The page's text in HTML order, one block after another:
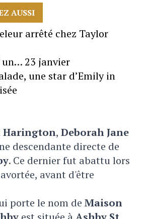
AUSSI
arrêté chez Taylor
un… 23 janvier
une star d’Emily in
Harington, Deborah Jane
descendante directe de
. Ce dernier fut abattu lors
avant d'être
porte le nom de Maison